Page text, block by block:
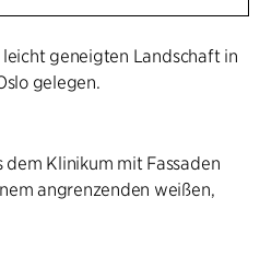
geneigten Landschaft in
gelegen.
Klinikum mit Fassaden
angrenzenden weißen,